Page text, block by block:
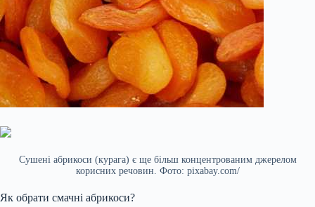
Сушені абрикоси (курага) є ще більш концентрованим джерелом
корисних речовин. Фото: pixabay.com/
Як обрати смачні абрикоси?